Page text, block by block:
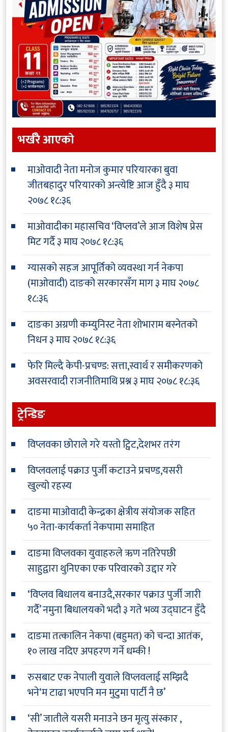
भर्खरै आएकाे
माओवादी नेता मनोज कुमार परियारका बुवा
जीतबहादुर परियारको अन्त्येष्टि आज हुँदै३ माघ
२०७८ १८:३६
माओवादीका महासचिव ‘विप्लव’ले आज विशेष प्रेस
मिट गर्दै३ माघ २०७८ १८:३६
ग्यासको सहज आपूर्तिको व्यवस्था गर्न नेकपा
(माओवादी) दाङको सरकारसँग माग३ माघ २०७८
१८:३६
दाङका अग्रणी कम्युनिस्ट नेता शोभाराम बस्नेतको
निधन३ माघ २०७८ १८:३६
फेरि मिल्दै केपी-प्रचण्ड: सत्ता,स्वार्थ र समीकरणको
अवसरवादी राजनीतिमाथि प्रश्न३ माघ २०७८ १८:३६
ट्रेन्डिङ
विप्लवका छोराले गरे यस्तो ट्विट,देशभर तरंग
विप्लवलाई पक्राउ पुर्जी कटाउने प्रचण्ड,यसरी
खुल्यो रहस्य
दाङमा माओवादी केन्द्रका क्षेत्रीय संयोजक सहित
५० नेता-कार्यकर्ता नेकपामा समाहित
दाङमा विप्लवका युवाहरुले ऋण नतिरेपछी
साहुद्वारा थुनिएका एक परिवारको उद्दार गरे
‘विप्लव बिधालय बनाउदै,सरकार पक्राउ पुर्जी जारी
गर्दै’ नमुना बिधालयको भदौ ३ गते भव्य उद्घाटन हुँदै
दाङमा तत्कालिन नेकपा (बहुमत) को चन्दा आतंक,
१० लाख नदिए अपहरण गर्ने धम्की !
रुसबाट एक नेपाली युवाले विप्लवलाई सम्झिदै
भने‘म टाढा भएपनि मन मुटुमा पार्टी नै छ’
‘सी’ जातीले यसरी मनाउने छन मृत्यु संस्कार ,